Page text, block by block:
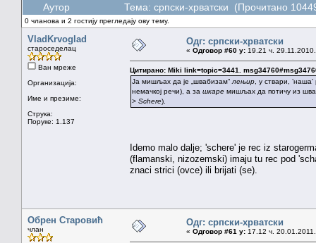
Аутор Тема: српски-хрватски (Прочитано
0 чланова и 2 гостију прегледају ову тему.
VladKrvoglad
староседелац
Ван мреже
Организација:
Име и презиме:
Струка:
Поруке: 1.137
Одг: српски-хрватски
« Одговор #60 у: 19.21 ч.
Цитирано: Miki link=topic=3441.
Ја мишљах да је „швабизам“ лењир , у ствари,
немачкој речи), а за шкаре мишљах да потичу из
> Schere).
Idemo malo dalje; 'schere' je rec iz
(flamanski, nizozemski) imaju tu rec pod
znaci strici (ovce) ili brijati (se).
Обрен Старовић
члан
Одг: српски-хрватски
« Одговор #61 у: 17.12 ч.